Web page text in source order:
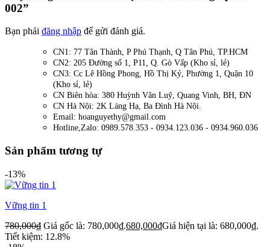
002”
Bạn phải đăng nhập để gửi đánh giá.
CN1: 77 Tân Thành, P Phú Thạnh, Q Tân Phú, TP.HCM
CN2: 205 Đường số 1, P11, Q. Gò Vấp (Kho sỉ, lẻ)
CN3: Cc Lê Hồng Phong, Hồ Thị Kỷ, Phường 1, Quận 10
(Kho sỉ, lẻ)
CN Biên hòa: 380 Huỳnh Văn Luỹ, Quang Vinh, BH, ĐN
CN Hà Nội: 2K Láng Hạ, Ba Đình Hà Nội.
Email: hoanguyethy@gmail.com
Hotline,Zalo: 0989.578.353 - 0934.123.036 - 0934.960.036
Sản phẩm tương tự
-13%
Vững tin 1
780,000₫ Giá gốc là: 780,000₫.680,000₫Giá hiện tại là: 680,000₫.
Tiết kiệm: 12.8%